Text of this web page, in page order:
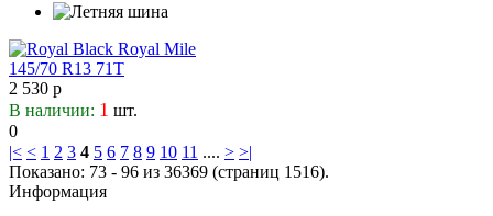
Three-A
Tigar
Toledo
Torque
Tourador
Toyo
Tracmax
Tri-Ace
2 530 р
В наличии: 1 шт.
0
|< < 1 2 3 4 5 6 7 8 9 10 11 .... > >|
Показано: 73 - 96 из 36369 (страниц 1516).
Информация